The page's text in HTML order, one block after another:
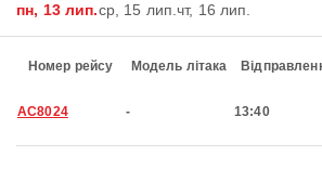
пн, 13 лип.ср, 15 лип.чт, 16 лип.
Номер рейсу Модель літака
AC8024 - 13:40